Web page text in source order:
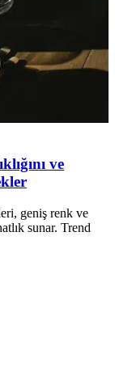
ve
geniş renk ve
sunar. Trend